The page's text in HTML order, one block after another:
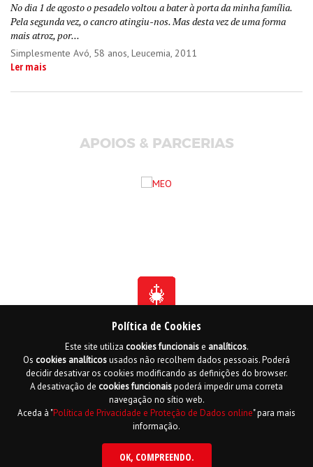
Política de Cookies
Este site utiliza cookiesfuncionaise analíticos.
Os cookies analíticosusados não recolhem dados pessoais. Poderá
decidir desativar os cookies modificando as definições do browser.
A desativação de cookiesfuncionaispoderá impedir uma correta
navegação no sítio web.
Aceda à "Política de Privacidade e Proteção de Dados online" para mais
informação.
OK, COMPREENDO.
No dia 1 de agosto o pesadelo voltou a bater à porta da minha família.
Pela segunda vez, o cancro atingiu-nos. Mas desta vez de uma forma
mais atroz, por...
Simplesmente Avó, 58 anos, Leucemia, 2011
Ler mais
APOIOS & PARCERIAS
Fundada em 1941
Membro Honorário da Ordem de Benemerência - 1966
Membro Honorário da Ordem de Cristo - 2006
Ordem do Infante D. Henrique - 2016
Livro de reclamações online
Política de Privacidade e Proteção de Dados
English
Copyright LPCC 2015 Desenvolvido porHi INTERACTIVE
porPTisp